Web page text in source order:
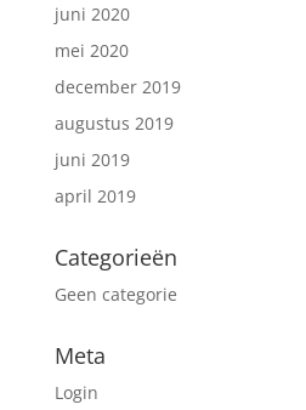
juni 2020
mei 2020
december 2019
augustus 2019
juni 2019
april 2019
Categorieën
Geen categorie
Meta
Login